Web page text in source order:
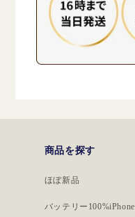
商品を探す
ほぼ新品
バッテリー100%iPhone